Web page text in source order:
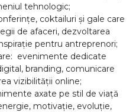
tehnologic;
coktailuri și gale care
de afaceri, dezvoltarea
pentru antreprenori;
evenimente dedicate
branding, comunicare
vizibilității online;
axate pe stil de viață
motivație, evoluție,